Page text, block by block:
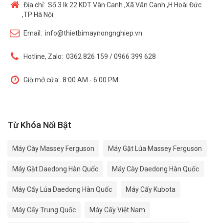
Địa chỉ: Số 3 lk 22 KDT Vân Canh ,Xã Vân Canh ,H Hoài Đức
,TP Hà Nội.
Email: info@thietbimaynongnghiep.vn
Hotline, Zalo: 0362 826 159 / 0966 399 628
Giờ mở cửa: 8:00 AM - 6:00 PM
Từ Khóa Nổi Bật
Máy Cày Massey Ferguson Máy Gặt Lúa Massey Ferguson
Máy Gặt Daedong Hàn Quốc Máy Cày Daedong Hàn Quốc
Máy Cấy Lúa Daedong Hàn Quốc Máy Cấy Kubota
Máy Cấy Trung Quốc Máy Cấy Việt Nam